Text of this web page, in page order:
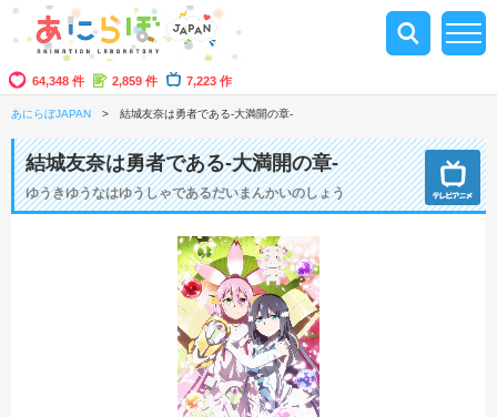
64,348 件 2,859 件 7,223 作
あにらぼJAPAN 結城友奈は勇者である-大満開の章-
結城友奈は勇者である-大満開の章-
ゆうきゆうなはゆうしゃであるだいまんかいのしょう